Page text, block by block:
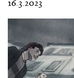
16.3.2023